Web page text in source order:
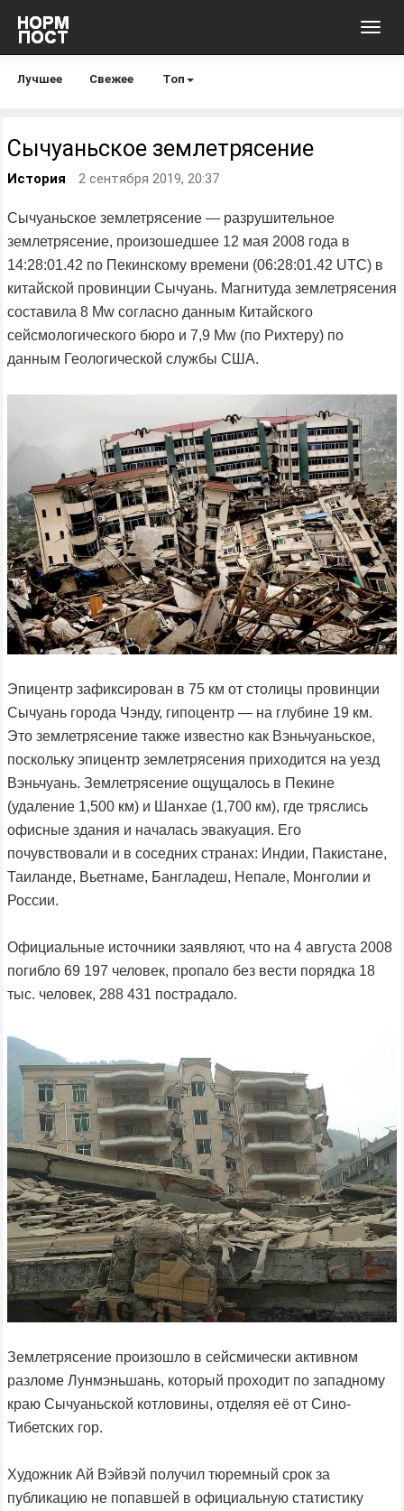
Лучшее Свежее Топ
Сычуаньское землетрясение
История 2 сентября 2019, 20:37
Сычуаньское землетрясение — разрушительное
землетрясение, произошедшее 12 мая 2008 года в
14:28:01.42 по Пекинскому времени (06:28:01.42 UTC) в
китайской провинции Сычуань. Магнитуда землетрясения
составила 8 Mw согласно данным Китайского
сейсмологического бюро и 7,9 Mw (по Рихтеру) по
данным Геологической службы США.
Эпицентр зафиксирован в 75 км от столицы провинции
Сычуань города Чэнду, гипоцентр — на глубине 19 км.
Это землетрясение также известно как Вэньчуаньское,
поскольку эпицентр землетрясения приходится на уезд
Вэньчуань. Землетрясение ощущалось в Пекине
(удаление 1,500 км) и Шанхае (1,700 км), где тряслись
офисные здания и началась эвакуация. Его
почувствовали и в соседних странах: Индии, Пакистане,
Таиланде, Вьетнаме, Бангладеш, Непале, Монголии и
России.
Официальные источники заявляют, что на 4 августа 2008
погибло 69 197 человек, пропало без вести порядка 18
тыс. человек, 288 431 пострадало.
Землетрясение произошло в сейсмически активном
разломе Лунмэньшань, который проходит по западному
краю Сычуаньской котловины, отделяя её от Сино-
Тибетских гор.
Художник Ай Вэйвэй получил тюремный срок за
публикацию не попавшей в официальную статистику